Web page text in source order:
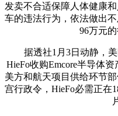
发卖不合适保障人体健康
车的违法行为，依法做出
96万元的
据透社1月3日动静，美
HieFo收购Emcore半导体
美方和航天项目供给环节
宫行政令，HieFo必需正在